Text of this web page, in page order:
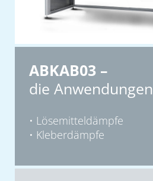
ABKAB03 –
die Anwendungen
Lösemitteldämpfe
Kleberdämpfe